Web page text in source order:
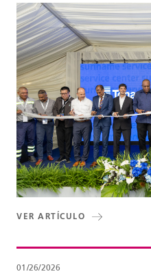
VER ARTÍCULO
01/26/2026